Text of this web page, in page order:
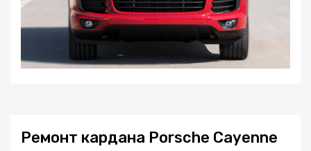
Ремонт кардана Porsche Cayenne